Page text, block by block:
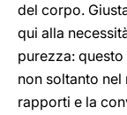
del corpo.
qui alla
purezza:
non soltanto
rapporti e la